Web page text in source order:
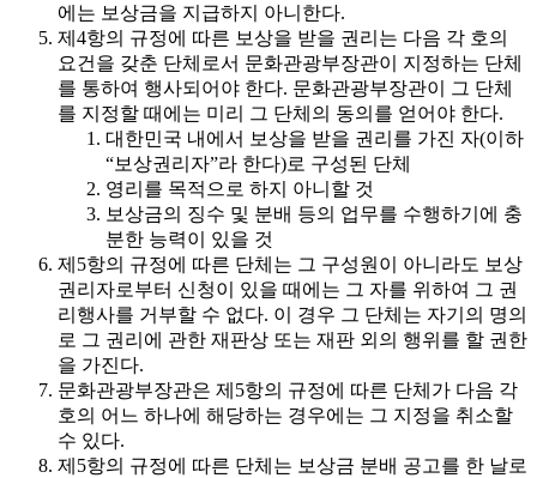
에는 보상금을 지급하지 아니한다.
제4항의 규정에 따른 보상을 받을 권리는 다음 각 호의
요건을 갖춘 단체로서 문화관광부장관이 지정하는 단체
를 통하여 행사되어야 한다. 문화관광부장관이 그 단체
를 지정할 때에는 미리 그 단체의 동의를 얻어야 한다.
대한민국 내에서 보상을 받을 권리를 가진 자(이하
“보상권리자”라 한다)로 구성된 단체
영리를 목적으로 하지 아니할 것
보상금의 징수 및 분배 등의 업무를 수행하기에 충
분한 능력이 있을 것
제5항의 규정에 따른 단체는 그 구성원이 아니라도 보상
권리자로부터 신청이 있을 때에는 그 자를 위하여 그 권
리행사를 거부할 수 없다. 이 경우 그 단체는 자기의 명의
로 그 권리에 관한 재판상 또는 재판 외의 행위를 할 권한
을 가진다.
문화관광부장관은 제5항의 규정에 따른 단체가 다음 각
호의 어느 하나에 해당하는 경우에는 그 지정을 취소할
수 있다.
제5항의 규정에 따른 단체는 보상금 분배 공고를 한 날로